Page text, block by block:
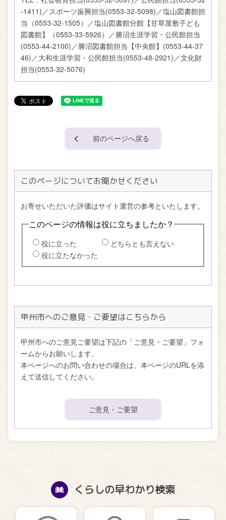
-1411)／スポーツ振興担当(0553-32-5098)／塩山図書館担
当（0553-32-1505）／塩山図書館分館【甘草屋敷子ども
図書館】（0553-33-5926）／勝沼生涯学習・公民館担当
(0553-44-2100)／勝沼図書館担当【中央館】(0553-44-37
46)／大和生涯学習・公民館担当(0553-48-2921)／文化財
担当(0553-32-5076)
前のページへ戻る
このページについてお聞かせください
甲州市へのご意見・ご要望はこちらから
甲州市へのご意見ご要望は下記の「ご意見・ご要望」フォ
ームからお願いします。
本ページへのお問い合わせの場合は、本ページのURLを添
えて送信してください。
ご意見・ご要望
くらしの早わかり検索